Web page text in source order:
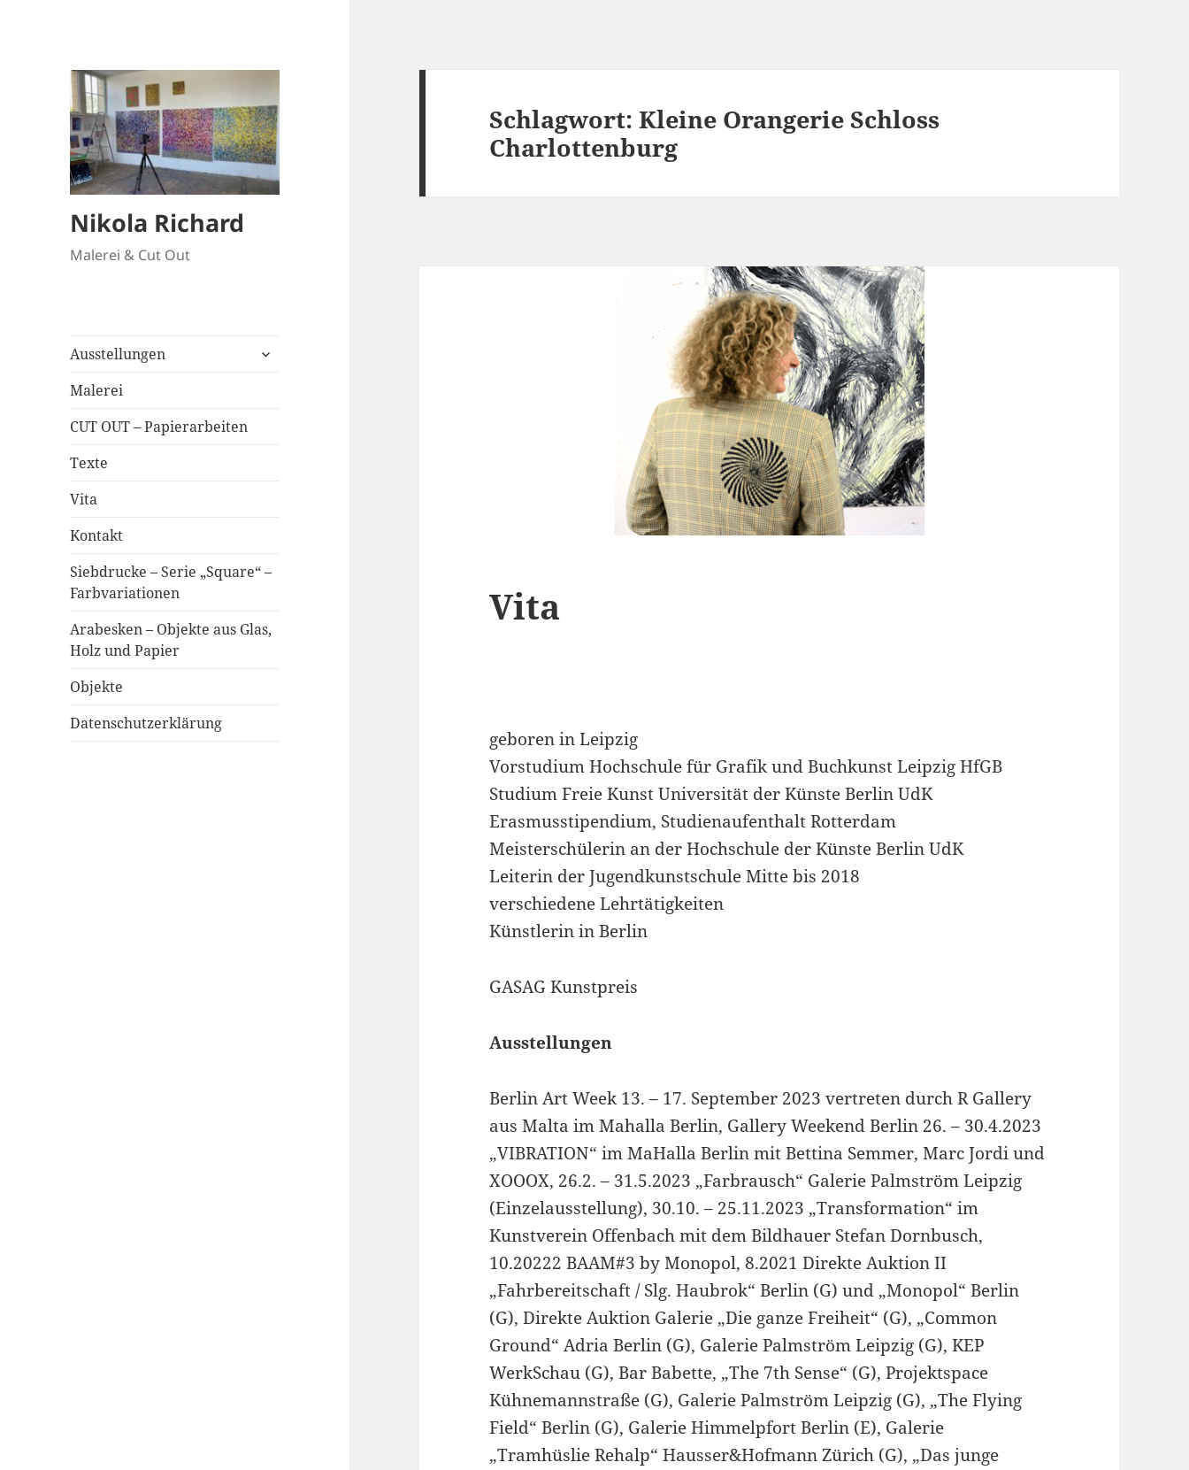
Nikola Richard
Malerei & Cut Out
Ausstellungen
untermenü
Malerei
CUT OUT – Papierarbeiten
Texte
Vita
Kontakt
Siebdrucke – Serie „Square“ –
Farbvariationen
Arabesken – Objekte aus Glas,
Holz und Papier
Objekte
Datenschutzerklärung
Schlagwort:Kleine Orangerie Schloss
Charlottenburg
Vita
geboren in Leipzig
Vorstudium Hochschule für Grafik und Buchkunst Leipzig HfGB
Studium Freie Kunst Universität der Künste Berlin UdK
Erasmusstipendium, Studienaufenthalt Rotterdam
Meisterschülerin an der Hochschule der Künste Berlin UdK
Leiterin der Jugendkunstschule Mitte bis 2018
verschiedene Lehrtätigkeiten
Künstlerin in Berlin
GASAG Kunstpreis
Ausstellungen
Berlin Art Week 13. – 17. September 2023 vertreten durch R Gallery
aus Malta im Mahalla Berlin, Gallery Weekend Berlin 26. – 30.4.2023
„VIBRATION“ im MaHalla Berlin mit Bettina Semmer, Marc Jordi und
XOOOX, 26.2. – 31.5.2023 „Farbrausch“ Galerie Palmström Leipzig
(Einzelausstellung), 30.10. – 25.11.2023 „Transformation“ im
Kunstverein Offenbach mit dem Bildhauer Stefan Dornbusch,
10.20222 BAAM#3 by Monopol, 8.2021 Direkte Auktion II
„Fahrbereitschaft / Slg. Haubrok“ Berlin (G) und „Monopol“ Berlin
(G), Direkte Auktion Galerie „Die ganze Freiheit“ (G), „Common
Ground“ Adria Berlin (G), Galerie Palmström Leipzig (G), KEP
WerkSchau (G), Bar Babette, „The 7th Sense“ (G), Projektspace
Kühnemannstraße (G), Galerie Palmström Leipzig (G), „The Flying
Field“ Berlin (G), Galerie Himmelpfort Berlin (E), Galerie
„Tramhüslie Rehalp“ Hausser&Hofmann Zürich (G), „Das junge